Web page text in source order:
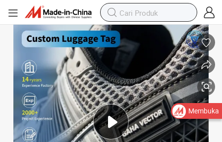
Membuka